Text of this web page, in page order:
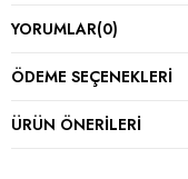
YORUMLAR(0)
ÖDEME SEÇENEKLERI
ÜRÜN ÖNERILERI